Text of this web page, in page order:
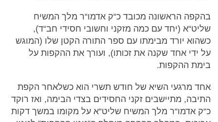
בהקפה הראשונה מכובד כ“ק אדמו“ר מלך המשיח
שליט“א (יחד עם כמה מזקני וחשובי חסידי חב“ד),
כשהוא יורד מבימתו עם ספר התורה הקטן שלו (המוגש
על ידי אחד שקנה את זכותו), ועורך את ההקפות על
בימת ההקפות.
אחד מרגעי השיא של חודש תשרי הוא כשלאחר הקפת
התיבה, מתיישבים זקני החסידים בצדי הבימה, ואז רוקד
כ“ק אדמו“ר מלך המשיח שליט“א על מקומו במשך דקות